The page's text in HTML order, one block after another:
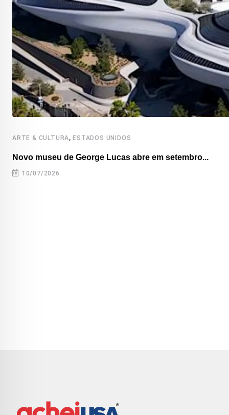
ARTE & CULTURA,ESTADOS UNIDOS
Novo museu de George Lucas abre em setembro...
10/07/2026